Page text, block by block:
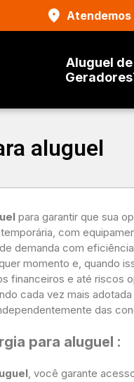
Atendemos
Aluguel de
Geradores
aluguel
para garantir que sua
com
demanda com
momento e, quando
financeiros e até riscos
cada vez mais
das
para aluguel :
, você garante